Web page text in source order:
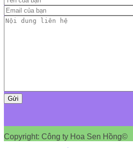
Copyright: Công ty Hoa Sen Hồng©